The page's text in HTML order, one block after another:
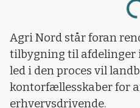
Agri Nord står foran
tilbygning til afdelinger
led i den proces vil
kontorfællesskaber for
erhvervsdrivende.